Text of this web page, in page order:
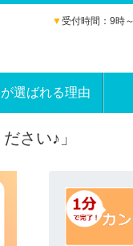
▼受付時間：9時
選ばれる理由
さい♪」